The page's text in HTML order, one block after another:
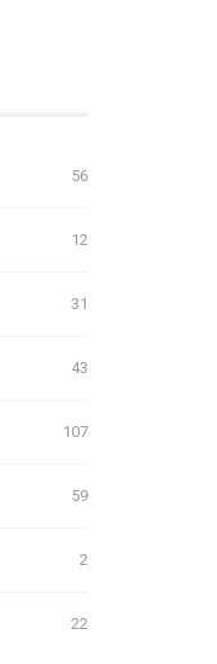
56
12
31
43
107
59
2
22